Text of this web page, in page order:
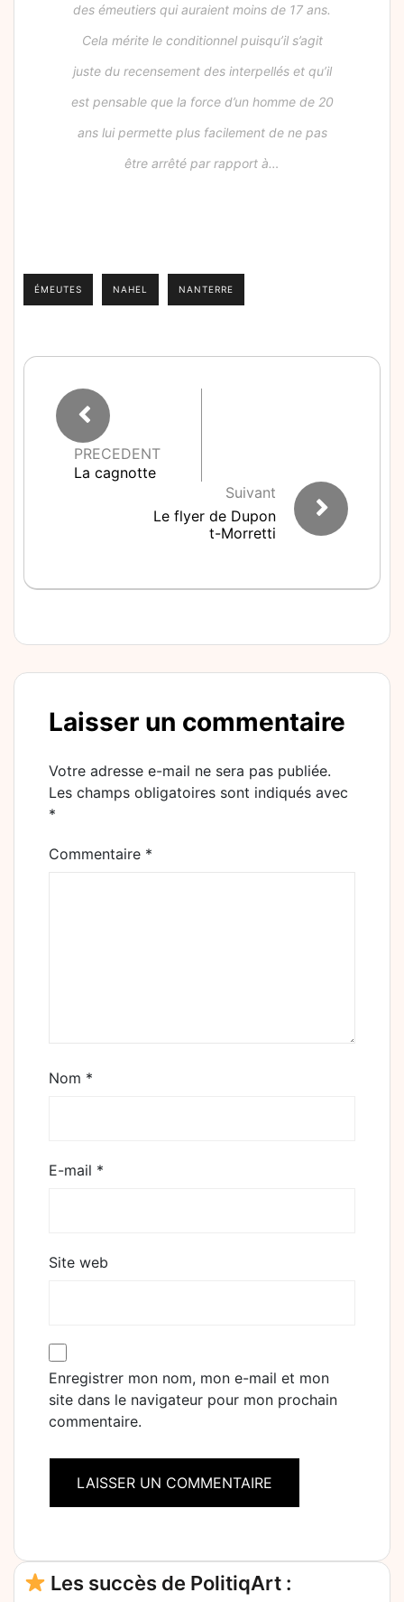
des émeutiers qui auraient moins de 17 ans.
Cela mérite le conditionnel puisqu’il s’agit
juste du recensement des interpellés et qu’il
est pensable que la force d’un homme de 20
ans lui permette plus facilement de ne pas
être arrêté par rapport à…
ÉMEUTES NAHEL NANTERRE
PRECEDENT
La cagnotte
Suivant
Le flyer de Dupon
t-Morretti
Laisser un commentaire
Votre adresse e-mail ne sera pas publiée.
Les champs obligatoires sont indiqués avec
*
Commentaire *
Nom *
E-mail *
Site web
Enregistrer mon nom, mon e-mail et mon
site dans le navigateur pour mon prochain
commentaire.
Les succès de PolitiqArt :